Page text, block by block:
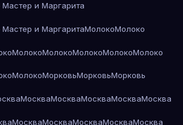
и Маргарита
и МаргаритаМолокоМолоко
МолокоМолокоМолокоМолокоМолоко
МолокоМорковьМорковьМорковь
МоскваМоскваМоскваМоскваМосква
МоскваМоскваМоскваМоскваМосква